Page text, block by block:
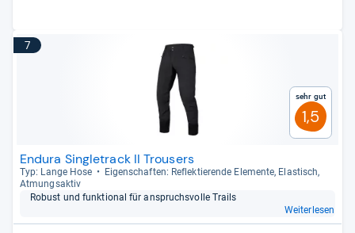
7
Sehr gut
1,5
Endura Singletrack II Trousers
Typ: Lange Hose
Eigen­schaf­ten: Reflek­tie­rende Ele­mente, Elas­tisch,
Atmungs­ak­tiv
Robust und funk­tio­nal für anspruchs­volle Trails
Weiterlesen